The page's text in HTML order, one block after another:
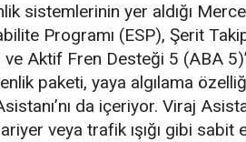
sistemlerinin yer aldığı
Programı (ESP), Şerit
ve Aktif Fren Desteği 5 (ABA
paketi, yaya algılama
da içeriyor. Viraj
veya trafik ışığı gibi sabit